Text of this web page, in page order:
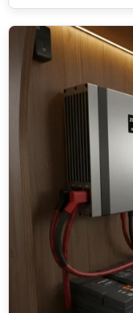
mantığıyla
hızla tüketmek veya